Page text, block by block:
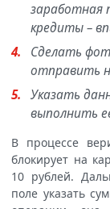
заработная
кредиты –
Сделать
отправить
Указать
выполнить
В процессе
блокирует на
10 рублей.
поле указать